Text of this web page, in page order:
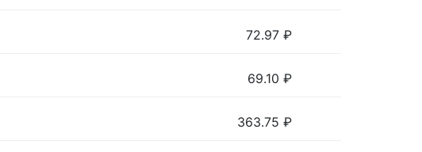
72.97 ₽
69.10 ₽
363.75 ₽